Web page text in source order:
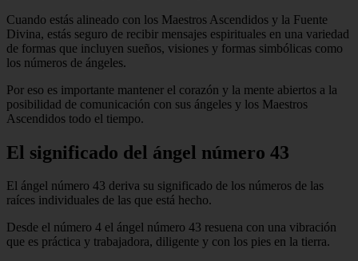
Cuando estás alineado con los Maestros Ascendidos y la Fuente
Divina, estás seguro de recibir mensajes espirituales en una variedad
de formas que incluyen sueños, visiones y formas simbólicas como
los números de ángeles.
Por eso es importante mantener el corazón y la mente abiertos a la
posibilidad de comunicación con sus ángeles y los Maestros
Ascendidos todo el tiempo.
El significado del ángel número 43
El ángel número 43 deriva su significado de los números de las
raíces individuales de las que está hecho.
Desde el número 4 el ángel número 43 resuena con una vibración
que es práctica y trabajadora, diligente y con los pies en la tierra.